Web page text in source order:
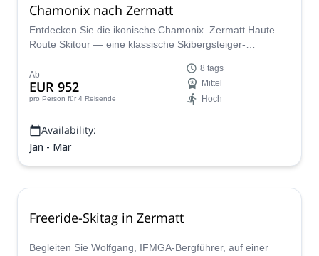
Chamonix nach Zermatt
Entdecken Sie die ikonische Chamonix–Zermatt Haute
Route Skitour — eine klassische Skibergsteiger-
Abfahrten unter emblematischen Gipfeln wie dem
Matterhorn und der Dent Blanche.
Ab
EUR 952
pro Person für 4 Reisende
8 tags
Mittel
Hoch
Availability:
Jan - Mär
Freeride-Skitag in Zermatt
Begleiten Sie Wolfgang, IFMGA-Bergführer, auf einer